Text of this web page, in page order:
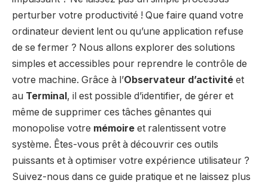
perturber votre productivité ! Que faire quand votre
ordinateur devient lent ou qu’une application refuse
de se fermer ? Nous allons explorer des solutions
simples et accessibles pour reprendre le contrôle de
votre machine. Grâce à l’Observateur d’activité et
au Terminal, il est possible d’identifier, de gérer et
même de supprimer ces tâches gênantes qui
monopolise votre mémoire et ralentissent votre
système. Êtes-vous prêt à découvrir ces outils
puissants et à optimiser votre expérience utilisateur ?
Suivez-nous dans ce guide pratique et ne laissez plus